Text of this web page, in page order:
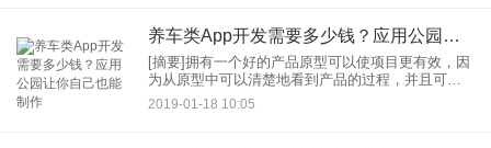
养车类App开发需要多少钱？应用公园让你自己也能制作
[摘要]拥有一个好的产品原型可以使项目更有效，因
为从原型中可以清楚地看到产品的过程，并且可以
检查设计逻辑的合理性。为了使养车类App应用程序
的开发成为一个良好的原型，必须了解几个特性。
2019-01-18 10:05